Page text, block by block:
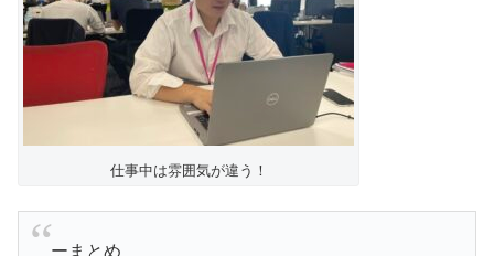
仕事中は雰囲気が違う！
ーまとめ